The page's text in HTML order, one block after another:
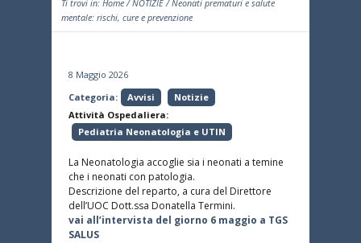
Ti trovi in: Home /NOTIZIE / Neonati prematuri e salute
mentale: rischi, cure e prevenzione
8 Maggio 2026
Categoria:
Avvisi
Notizie
Attività Ospedaliera:
Pediatria Neonatologia e UTIN
La Neonatologia accoglie sia i neonati a temine
che i neonati con patologia.
Descrizione del reparto, a cura del Direttore
dell’UOC Dott.ssa Donatella Termini.
vai all’intervista del giorno 6 maggio a TGS
SALUS